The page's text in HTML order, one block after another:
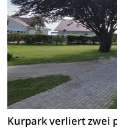
Kurpark verliert zwei